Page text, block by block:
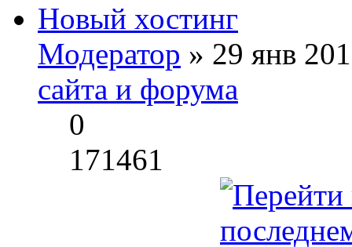
Новый хостинг
Модератор » 29 янв
сайта и форума
0
171461